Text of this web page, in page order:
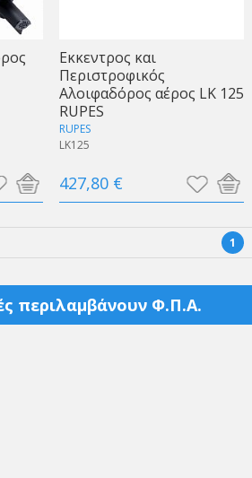
Εκκεντρος και
Περιστροφικός
Αλοιφαδόρος αέρος LK 125
RUPES
RUPES
LK125
427,80 €
1
περιλαμβάνουν Φ.Π.Α.